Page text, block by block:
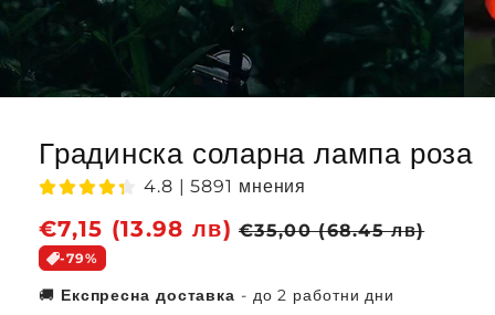
Градинска соларна лампа роза
4.8 | 5891 мнения
Обичайна
цена
€7,15 (13.98 лв) Цена
разпродажба
€35,00 (68.45 лв)
-79%
🚚 Експресна доставка - до 2 работни дни